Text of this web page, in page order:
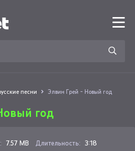
песни Элвин Грей - Новый год
год
7.57 MB Длительность: 3:18